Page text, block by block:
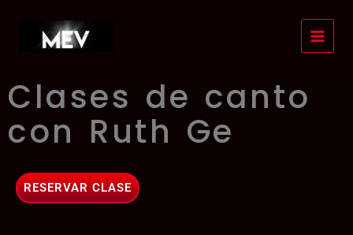
contenido
Clases de canto
con Ruth Ge
RESERVAR CLASE